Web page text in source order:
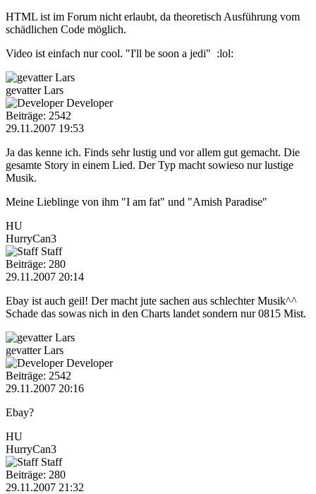
HTML ist im Forum nicht erlaubt, da theoretisch Ausführung vom
schädlichen Code möglich.
Video ist einfach nur cool. "I'll be soon a jedi" :lol:
gevatter Lars
Developer
Beiträge: 2542
29.11.2007 19:53
Ja das kenne ich. Finds sehr lustig und vor allem gut gemacht. Die
gesamte Story in einem Lied. Der Typ macht sowieso nur lustige
Musik.
Meine Lieblinge von ihm "I am fat" und "Amish Paradise"
HU
HurryCan3
Staff
Beiträge: 280
29.11.2007 20:14
Ebay ist auch geil! Der macht jute sachen aus schlechter Musik^^
Schade das sowas nich in den Charts landet sondern nur 0815 Mist.
gevatter Lars
Developer
Beiträge: 2542
29.11.2007 20:16
Ebay?
HU
HurryCan3
Staff
Beiträge: 280
29.11.2007 21:32